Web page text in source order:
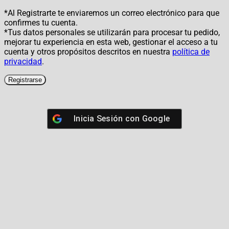
*Al Registrarte te enviaremos un correo electrónico para que
confirmes tu cuenta.
*Tus datos personales se utilizarán para procesar tu pedido,
mejorar tu experiencia en esta web, gestionar el acceso a tu
cuenta y otros propósitos descritos en nuestra política de
privacidad.
Registrarse
Inicia Sesión con Google